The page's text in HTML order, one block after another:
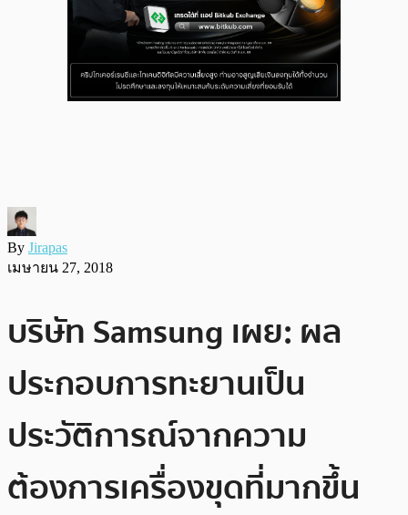
By Jirapas
เมษายน 27, 2018
บริษัท Samsung เผย: ผล
ประกอบการทะยานเป็น
ประวัติการณ์จากความ
ต้องการเครื่องขุดที่มากขึ้น